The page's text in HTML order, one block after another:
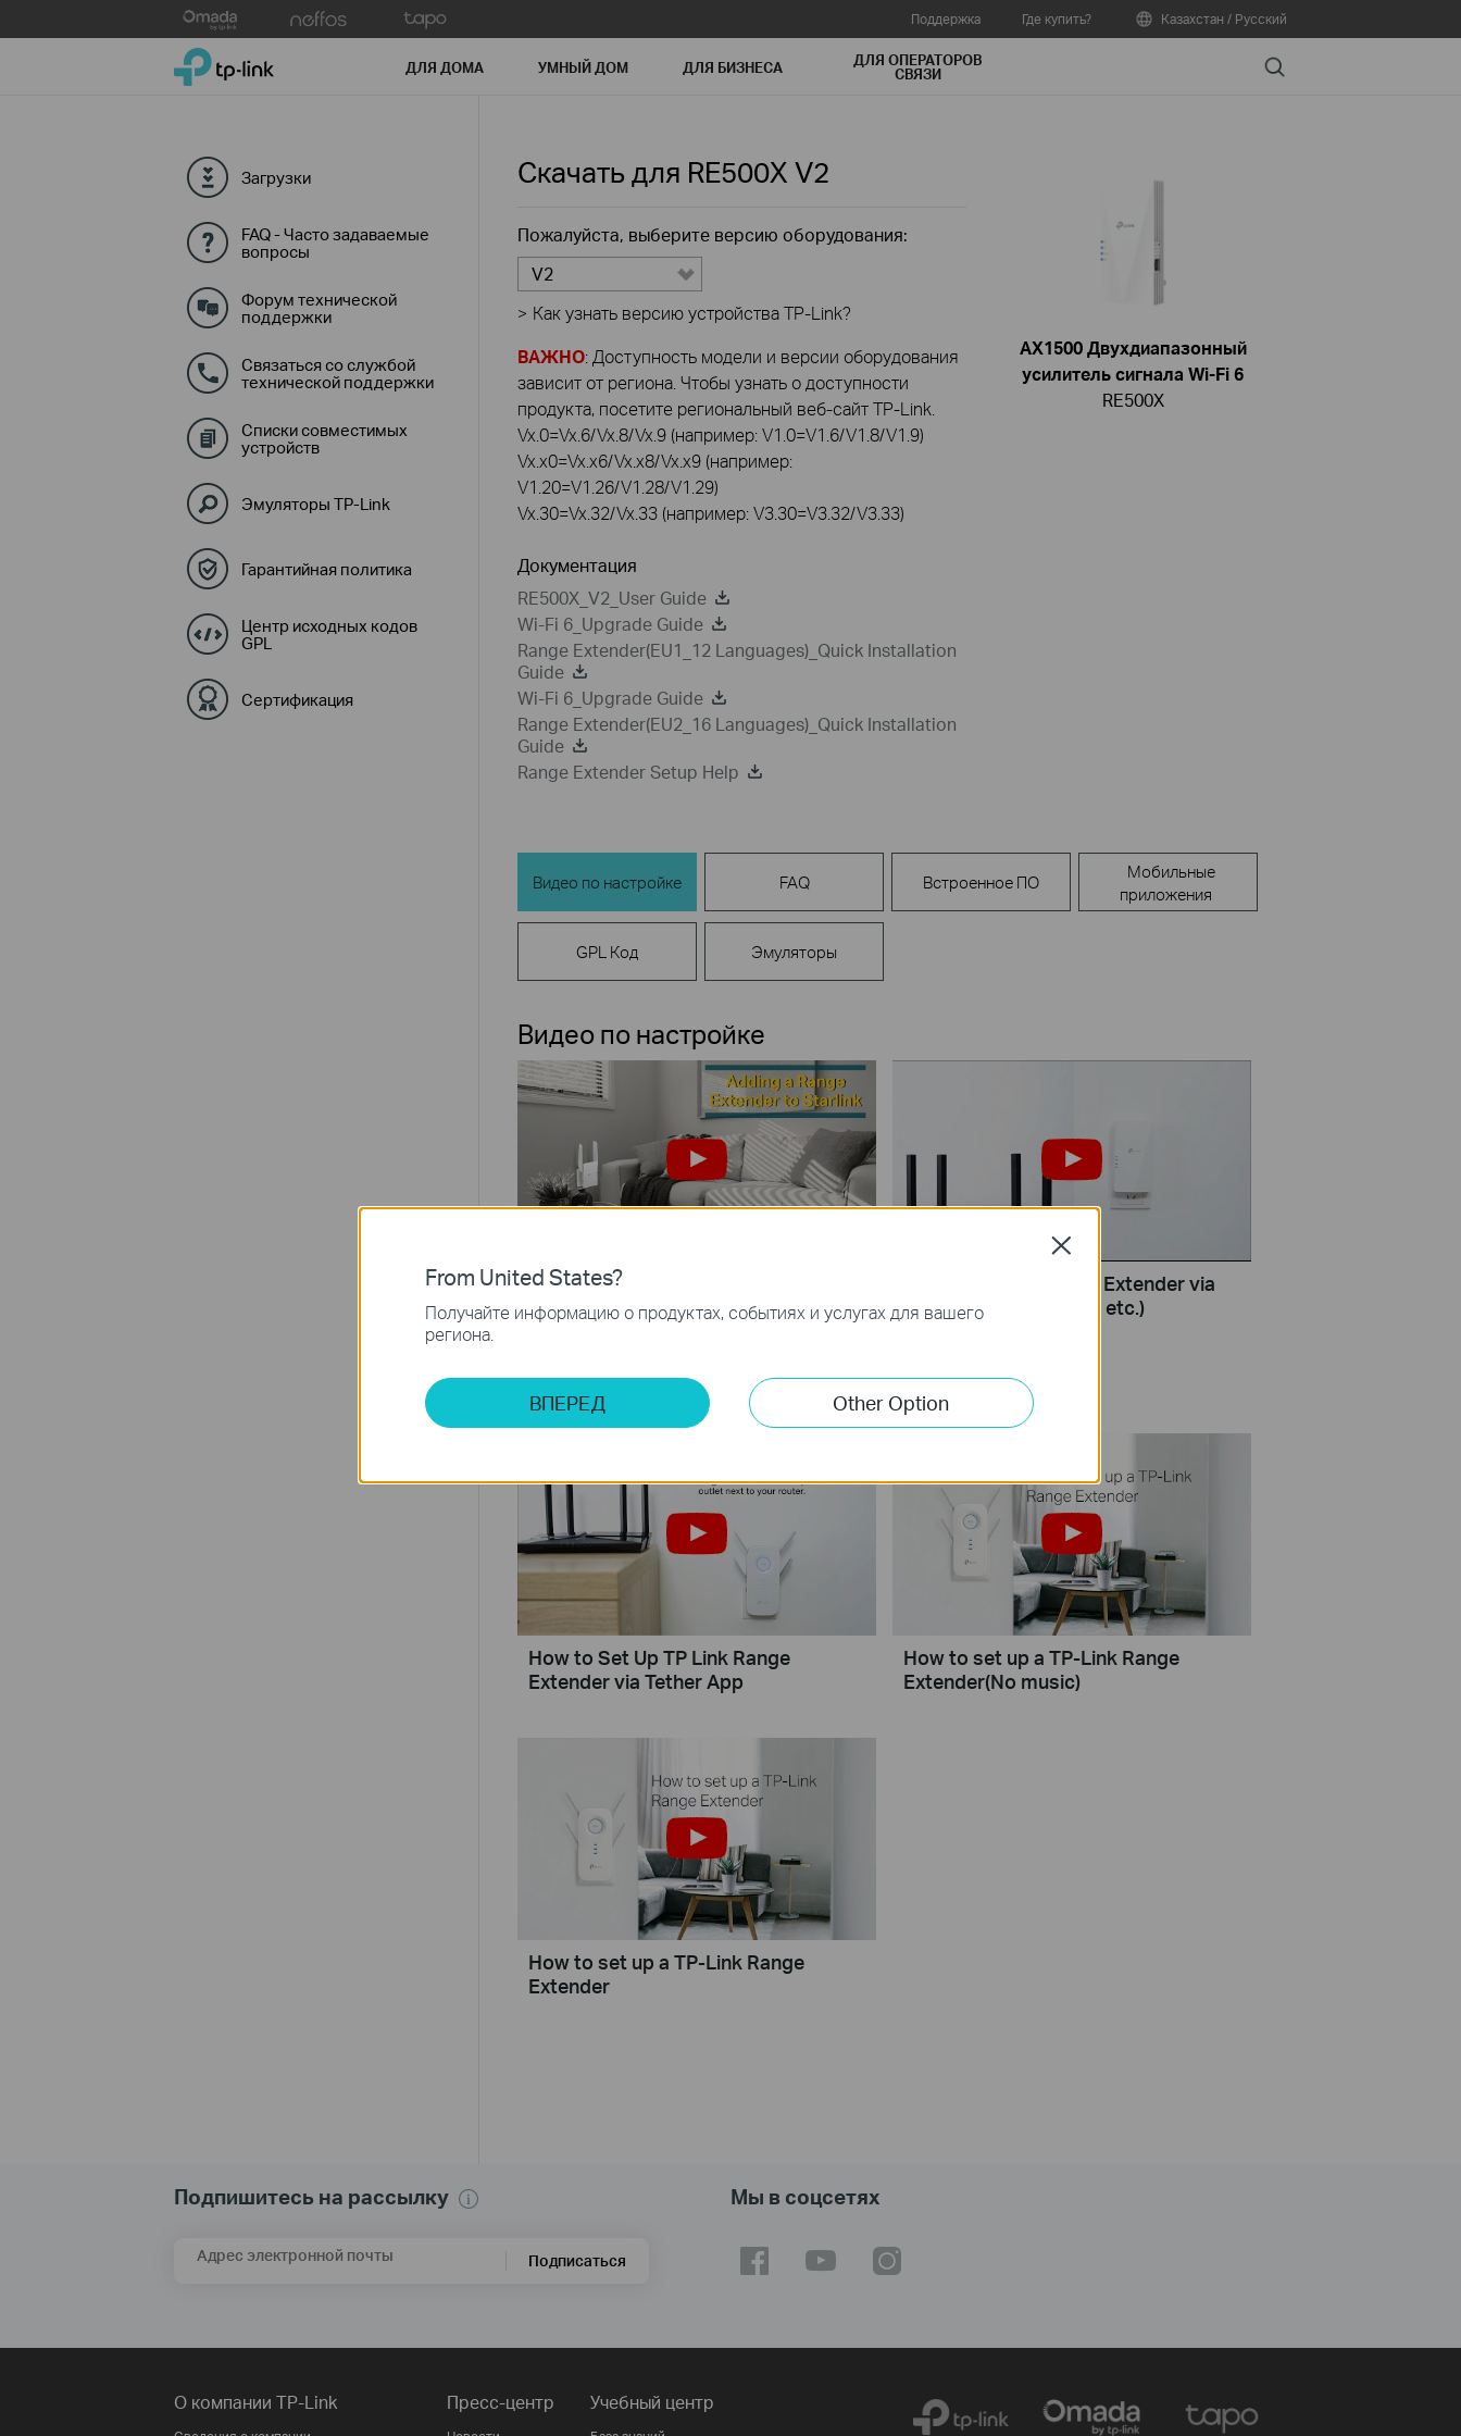
to
Поддержка Где купить? Казахстан / Русский
TP-Link, Reliably Smart ДЛЯ ДОМА УМНЫЙ ДОМ ДЛЯ БИЗНЕСА ДЛЯ ОПЕРАТОРОВ
СВЯЗИ Search
Загрузки
FAQ - Часто задаваемые
вопросы
Форум технической
поддержки
Связаться со службой
технической поддержки
Списки совместимых
устройств
Эмуляторы TP-Link
Гарантийная политика
Центр исходных кодов
GPL
Сертификация
Скачать для RE500X V2
Пожалуйста, выберите версию оборудования:
V2
> Как узнать версию устройства TP-Link?
ВАЖНО: Доступность модели и версии оборудования
зависит от региона. Чтобы узнать о доступности
продукта, посетите региональный веб-сайт TP-Link.
Vx.0=Vx.6/Vx.8/Vx.9 (например: V1.0=V1.6/V1.8/V1.9)
Vx.x0=Vx.x6/Vx.x8/Vx.x9 (например:
V1.20=V1.26/V1.28/V1.29)
Vx.30=Vx.32/Vx.33 (например: V3.30=V3.32/V3.33)
Документация
RE500X_V2_User Guide
Wi-Fi 6_Upgrade Guide
Range Extender(EU1_12 Languages)_Quick Installation
Guide
Wi-Fi 6_Upgrade Guide
Range Extender(EU2_16 Languages)_Quick Installation
Guide
Range Extender Setup Help
AX1500 Двухдиапазонный
усилитель сигнала Wi-Fi 6
RE500X
Видео по настройке FAQ Встроенное ПО
Мобильные
приложения
GPL Код Эмуляторы
Видео по настройке
How to Configure a Range Extender
for Starlink
Set Up TP-Link Range Extender via
WPS Button (RE500X, etc.)
Больше
How to Set Up TP Link Range
Extender via Tether App
How to set up a TP-Link Range
Extender(No music)
How to set up a TP-Link Range
Extender
Подпишитесь на рассылку
Адрес электронной почты Подписаться
Мы в соцсетях
О компании TP-Link Пресс-центр Учебный центр
From United States?
Получайте информацию о продуктах, событиях и услугах для вашего
региона.
ВПЕРЕД Other Option
Close